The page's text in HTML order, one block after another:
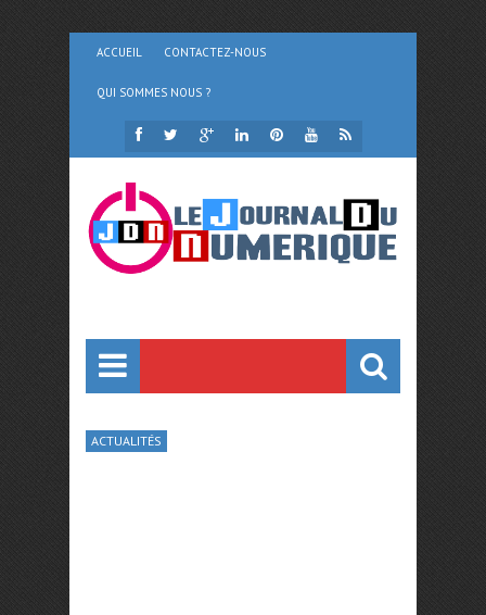
ACCUEIL CONTACTEZ-NOUS
QUI SOMMES NOUS ?
ACTUALITÉS